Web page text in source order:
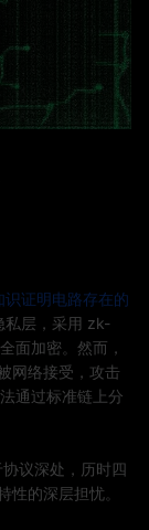
识证明电路存在的
私层，采用 zk-
面加密。然而，
网络接受，攻击
通过标准链上分
议深处，历时四
的深层担忧。